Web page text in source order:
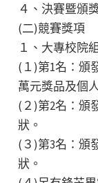
４、決賽暨頒
(二)競賽獎項
１、大專校院
(１)第1名：頒
萬元獎品及個
(２)第2名：頒
狀。
(３)第3名：頒
狀。